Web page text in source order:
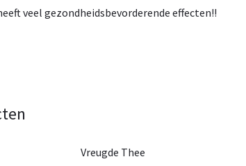
veel gezondheidsbevorderende effecten!!
Vreugde Thee